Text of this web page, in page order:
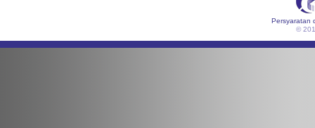
Persyaratan
©